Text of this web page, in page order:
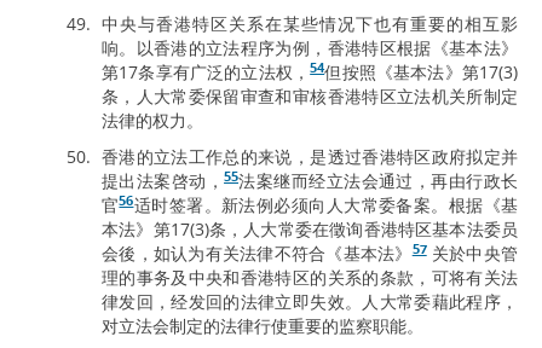
中央与香港特区关系在某些情况下也有重要的相互影
响。以香港的立法程序为例，香港特区根据《基本法》
第17条享有广泛的立法权，54但按照《基本法》第17(3)
条，人大常委保留审查和审核香港特区立法机关所制定
法律的权力。
香港的立法工作总的来说，是透过香港特区政府拟定并
提出法案啓动，55法案继而经立法会通过，再由行政长
官56适时签署。新法例必须向人大常委备案。根据《基
本法》第17(3)条，人大常委在徵询香港特区基本法委员
会後，如认为有关法律不符合《基本法》57关於中央管
理的事务及中央和香港特区的关系的条款，可将有关法
律发回，经发回的法律立即失效。人大常委藉此程序，
对立法会制定的法律行使重要的监察职能。